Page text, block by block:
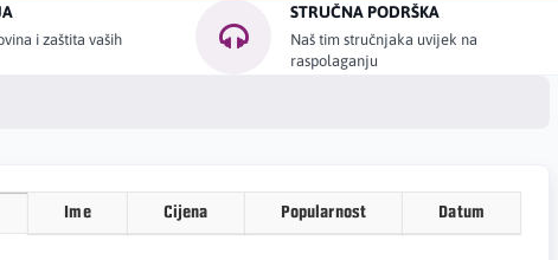
i zaštita vaših
STRUČNA PODRŠKA
Naš tim stručnjaka uvijek na
raspolaganju
Ime Cijena Popularnost Datum